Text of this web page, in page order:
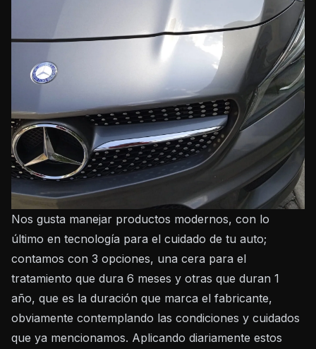
Nos gusta manejar productos modernos, con lo
último en tecnología para el cuidado de tu auto;
contamos con 3 opciones, una cera para el
tratamiento que dura 6 meses y otras que duran 1
año, que es la duración que marca el fabricante,
obviamente contemplando las condiciones y cuidados
que ya mencionamos. Aplicando diariamente estos